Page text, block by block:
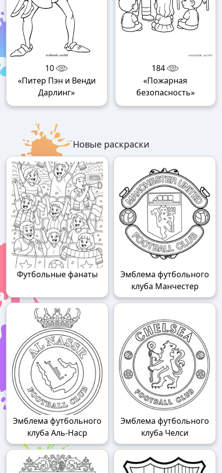
10
«Питер Пэн и Венди
Дарлинг»
184
«Пожарная
безопасность»
Новые раскраски
Футбольные фанаты
Эмблема футбольного
клуба Манчестер
Эмблема футбольного
клуба Аль-Наср
Эмблема футбольного
клуба Челси